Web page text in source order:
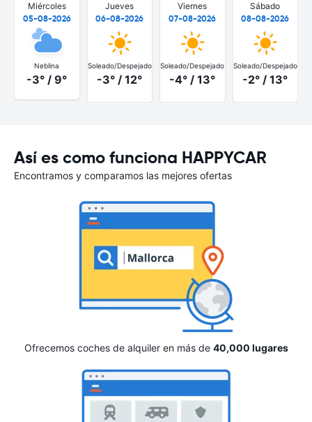
Miércoles
05-08-2026
Neblina
-3° / 9°
Jueves
06-08-2026
Soleado/Despejado
-3° / 12°
Viernes
07-08-2026
Soleado/Despejado
-4° / 13°
Sábado
08-08-2026
Soleado/Despejado
-2° / 13°
Así es como funciona HAPPYCAR
Encontramos y comparamos las mejores ofertas
Ofrecemos coches de alquiler en más de 40,000 lugares